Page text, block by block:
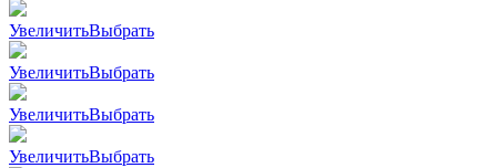
УвеличитьВыбрать
УвеличитьВыбрать
УвеличитьВыбрать
УвеличитьВыбрать